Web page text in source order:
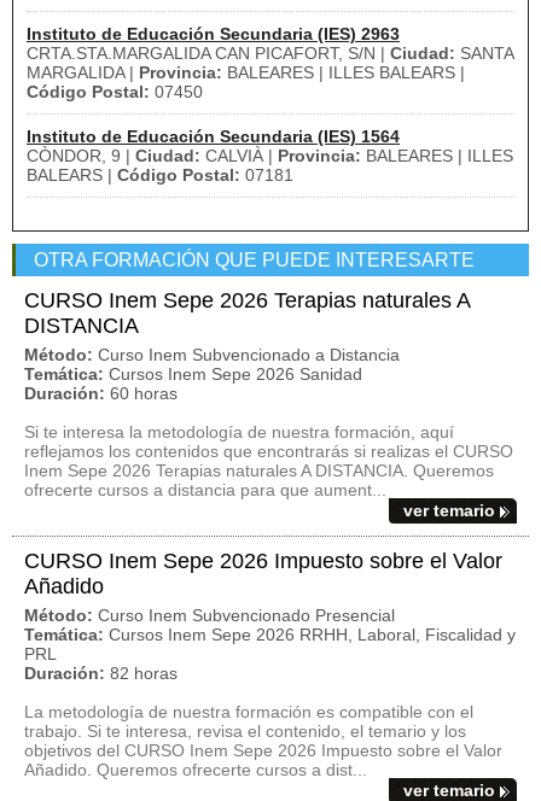
Instituto de Educación Secundaria (IES) 2963
CRTA.STA.MARGALIDA CAN PICAFORT, S/N | Ciudad: SANTA
MARGALIDA | Provincia: BALEARES | ILLES BALEARS |
Código Postal: 07450
Instituto de Educación Secundaria (IES) 1564
CÒNDOR, 9 | Ciudad: CALVIÀ | Provincia: BALEARES | ILLES
BALEARS | Código Postal: 07181
OTRA FORMACIÓN QUE PUEDE INTERESARTE
CURSO Inem Sepe 2026 Terapias naturales A
DISTANCIA
Método: Curso Inem Subvencionado a Distancia
Temática: Cursos Inem Sepe 2026 Sanidad
Duración: 60 horas
Si te interesa la metodología de nuestra formación, aquí
reflejamos los contenidos que encontrarás si realizas el CURSO
Inem Sepe 2026 Terapias naturales A DISTANCIA. Queremos
ofrecerte cursos a distancia para que aument...
ver temario
CURSO Inem Sepe 2026 Impuesto sobre el Valor
Añadido
Método: Curso Inem Subvencionado Presencial
Temática: Cursos Inem Sepe 2026 RRHH, Laboral, Fiscalidad y
PRL
Duración: 82 horas
La metodología de nuestra formación es compatible con el
trabajo. Si te interesa, revisa el contenido, el temario y los
objetivos del CURSO Inem Sepe 2026 Impuesto sobre el Valor
Añadido. Queremos ofrecerte cursos a dist...
ver temario